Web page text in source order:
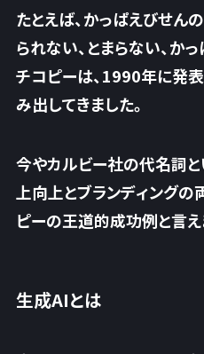
たとえば、かっぱえびせん
られない、とまらない、か
チコピーは、1990年に発
み出してきました。
今やカルビー社の代名詞と
上向上とブランディングの
ピーの王道的成功例と言え
生成AIとは